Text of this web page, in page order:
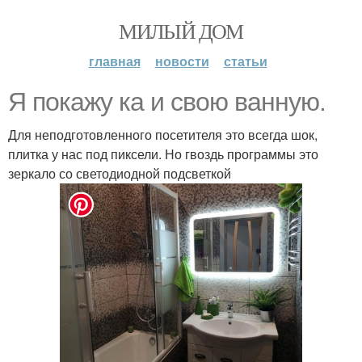
МИЛЫЙ ДОМ
главная новости статьи
Я покажу ка и свою ванную.
Для неподготовленного посетителя это всегда шок,
плитка у нас под пиксели. Но гвоздь программы это
зеркало со светодиодной подсветкой